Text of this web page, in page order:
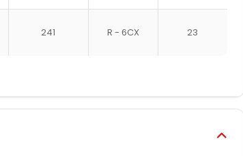
241 R - 6CX 23